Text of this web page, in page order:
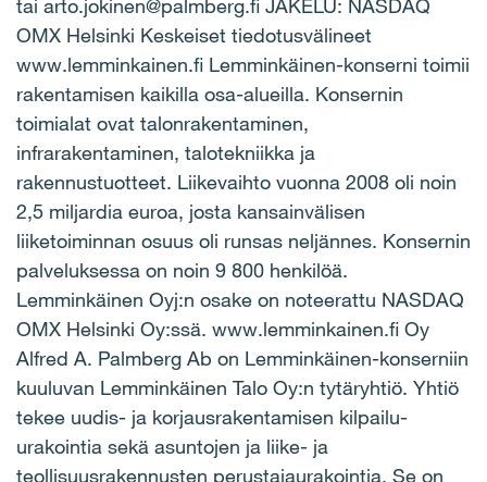
tai arto.jokinen@palmberg.fi JAKELU: NASDAQ
OMX Helsinki Keskeiset tiedotusvälineet
www.lemminkainen.fi Lemminkäinen-konserni toimii
rakentamisen kaikilla osa-alueilla. Konsernin
toimialat ovat talonrakentaminen,
infrarakentaminen, talotekniikka ja
rakennustuotteet. Liikevaihto vuonna 2008 oli noin
2,5 miljardia euroa, josta kansainvälisen
liiketoiminnan osuus oli runsas neljännes. Konsernin
palveluksessa on noin 9 800 henkilöä.
Lemminkäinen Oyj:n osake on noteerattu NASDAQ
OMX Helsinki Oy:ssä. www.lemminkainen.fi Oy
Alfred A. Palmberg Ab on Lemminkäinen-konserniin
kuuluvan Lemminkäinen Talo Oy:n tytäryhtiö. Yhtiö
tekee uudis- ja korjausrakentamisen kilpailu-
urakointia sekä asuntojen ja liike- ja
teollisuusrakennusten perustajaurakointia. Se on